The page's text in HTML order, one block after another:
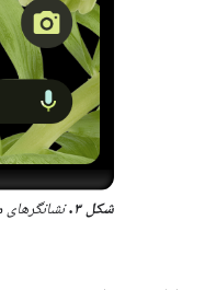
شکل ۳.
نشانگرهای